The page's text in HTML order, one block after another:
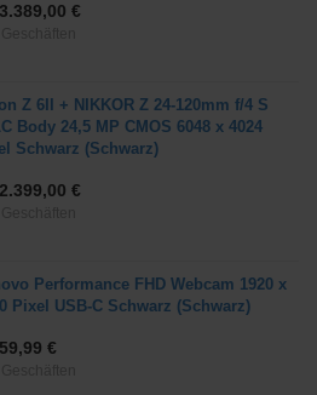
€
Z 6II + NIKKOR Z 24-120mm f/4 S
Body 24,5 MP CMOS 6048 x 4024
Schwarz (Schwarz)
€
Performance FHD Webcam 1920 x
Pixel USB-C Schwarz (Schwarz)
€